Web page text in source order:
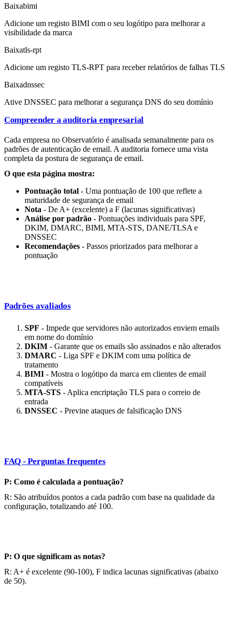
Baixabimi
Adicione um registo BIMI com o seu logótipo para melhorar a
visibilidade da marca
Baixatls-rpt
Adicione um registo TLS-RPT para receber relatórios de falhas TLS
Baixadnssec
Ative DNSSEC para melhorar a segurança DNS do seu domínio
Compreender a auditoria empresarial
Cada empresa no Observatório é analisada semanalmente para os
padrões de autenticação de email. A auditoria fornece uma vista
completa da postura de segurança de email.
O que esta página mostra:
Pontuação total - Uma pontuação de 100 que reflete a
maturidade de segurança de email
Nota - De A+ (excelente) a F (lacunas significativas)
Análise por padrão - Pontuações individuais para SPF,
DKIM, DMARC, BIMI, MTA-STS, DANE/TLSA e
DNSSEC
Recomendações - Passos priorizados para melhorar a
pontuação
Padrões avaliados
SPF - Impede que servidores não autorizados enviem emails
em nome do domínio
DKIM - Garante que os emails são assinados e não alterados
DMARC - Liga SPF e DKIM com uma política de
tratamento
BIMI - Mostra o logótipo da marca em clientes de email
compatíveis
MTA-STS - Aplica encriptação TLS para o correio de
entrada
DNSSEC - Previne ataques de falsificação DNS
FAQ - Perguntas frequentes
P: Como é calculada a pontuação?
R: São atribuídos pontos a cada padrão com base na qualidade da
configuração, totalizando até 100.
P: O que significam as notas?
R: A+ é excelente (90-100), F indica lacunas significativas (abaixo
de 50).